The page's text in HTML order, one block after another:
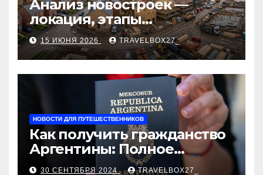
Анализ новостроек —
локация, этапы
строительства, проверка
застройщика, сценарии
оформления сделки и
рыночные ориентиры
15 ИЮНЯ 2026 TRAVELBOX27_
НОВОСТИ ДЛЯ ПУТЕШЕСТВЕННИКОВ
Как получить гражданство
Аргентины: Полное
руководство
30 СЕНТЯБРЯ 2024 TRAVELBOX27_